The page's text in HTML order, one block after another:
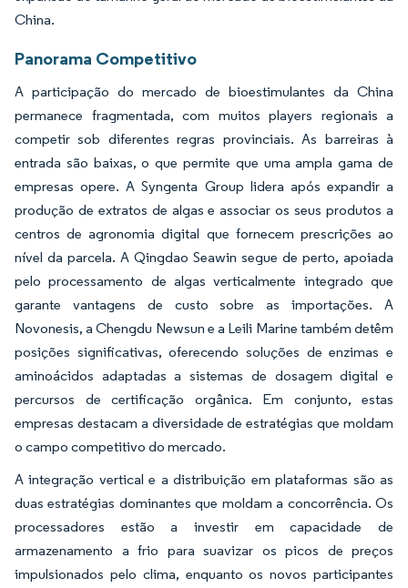
China.
Panorama Competitivo
A participação do mercado de bioestimulantes da China
permanece fragmentada, com muitos players regionais a
competir sob diferentes regras provinciais. As barreiras à
entrada são baixas, o que permite que uma ampla gama de
empresas opere. A Syngenta Group lidera após expandir a
produção de extratos de algas e associar os seus produtos a
centros de agronomia digital que fornecem prescrições ao
nível da parcela. A Qingdao Seawin segue de perto, apoiada
pelo processamento de algas verticalmente integrado que
garante vantagens de custo sobre as importações. A
Novonesis, a Chengdu Newsun e a Leili Marine também detêm
posições significativas, oferecendo soluções de enzimas e
aminoácidos adaptadas a sistemas de dosagem digital e
percursos de certificação orgânica. Em conjunto, estas
empresas destacam a diversidade de estratégias que moldam
o campo competitivo do mercado.
A integração vertical e a distribuição em plataformas são as
duas estratégias dominantes que moldam a concorrência. Os
processadores estão a investir em capacidade de
armazenamento a frio para suavizar os picos de preços
impulsionados pelo clima, enquanto os novos participantes